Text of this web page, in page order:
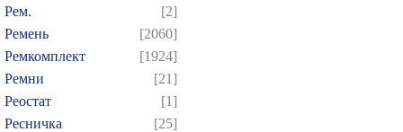
Рем.
[2]
Ремень
[2060]
Ремкомплект
[1924]
Ремни
[21]
Реостат
[1]
Ресничка
[25]